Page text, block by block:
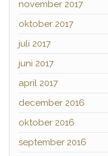
november 2017
oktober 2017
juli 2017
juni 2017
april 2017
december 2016
oktober 2016
september 2016